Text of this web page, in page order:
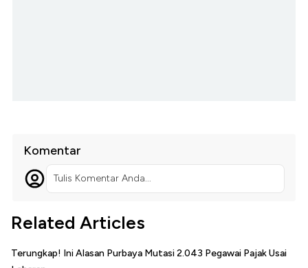
Komentar
Tulis Komentar Anda...
Related Articles
Terungkap! Ini Alasan Purbaya Mutasi 2.043 Pegawai Pajak Usai